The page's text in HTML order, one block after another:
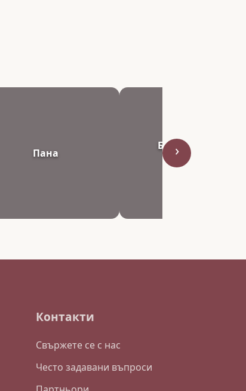
Пана
Бижута ръчно
изработени
›
Контакти
Свържете се с нас
Често задавани въпроси